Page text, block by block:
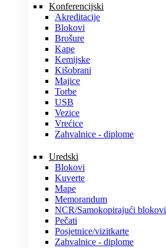
Konferencijski
Akreditacije
Blokovi
Brošure
Kape
Kemijske
Kišobrani
Majice
Torbe
USB
Vezice
Vrećice
Zahvalnice - diplome
Uredski
Blokovi
Kuverte
Mape
Memorandum
NCR/Samokopirajući blokovi
Pečati
Posjetnice/vizitkarte
Zahvalnice - diplome